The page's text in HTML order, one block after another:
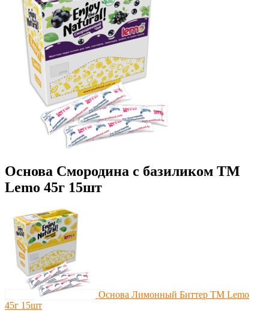
Основа Смородина с базиликом ТМ
Lemo 45г 15шт
Основа Лимонный Биттер ТМ Lemo
45г 15шт